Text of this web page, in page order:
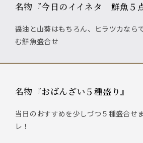
名物『今日のイイネタ 鮮魚５
醤油と山葵はもちろん、ヒラツカならではの薬味と共に楽し
む鮮魚盛合せ
名物『おばんざい５種盛り』
当日のおすすめを少しづつ５種盛合せ
レ！